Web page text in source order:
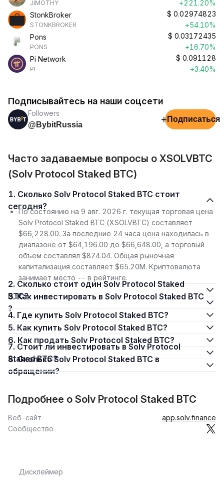
JIMOTHY
+221.20%
StonkBroker
STONKBROKER
$ 0.02974823
+54.10%
Pons
PONS
$ 0.03172435
+16.70%
Pi Network
PI
$ 0.091128
+3.40%
Подписывайтесь на наши соцсети
Followers
@BybitRussia
+ Подписаться
Часто задаваемые вопросы о XSOLVBTC
(Solv Protocol Staked BTC)
1. Сколько Solv Protocol Staked BTC стоит
сегодня?
По состоянию на 9 авг. 2026 г. текущая торговая цена
Solv Protocol Staked BTC (XSOLVBTC) составляет
$66,228.00. За последние 24 часа цена находилась в
диапазоне от $64,196.00 до $66,648.00, а торговый
объем составлял $874.04. Общая рыночная
капитализация составляет $65.20M. Криптовалюта
занимает место -- в рейтинге.
2. Сколько стоит один Solv Protocol Staked
BTC?
3. Как инвестировать в Solv Protocol Staked BTC
?
4. Где купить Solv Protocol Staked BTC?
5. Как купить Solv Protocol Staked BTC?
6. Как продать Solv Protocol Staked BTC?
7. Стоит ли инвестировать в Solv Protocol
Staked BTC?
8. Сколько Solv Protocol Staked BTC в
обращении?
Подробнее о Solv Protocol Staked BTC
Веб-сайт
app.solv.finance
Сообщество
Дисклеймер